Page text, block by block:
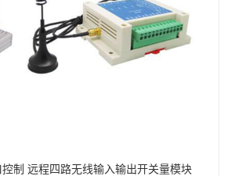
制 远程四路无线输入输出开关量模块